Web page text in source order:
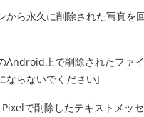
から永久に削除された写真を
Android上で削除されたファ
ならないでください]
で削除したテキストメッ